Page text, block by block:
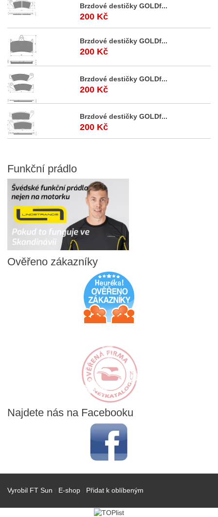
Brzdové destičky GOLDf...
200 Kč
Brzdové destičky GOLDf...
200 Kč
Brzdové destičky GOLDf...
200 Kč
Brzdové destičky GOLDf...
200 Kč
Funkční prádlo
Ověřeno zákazníky
Najdete nás na Facebooku
Vyrobil FT Sun E-shop Přidat k oblíbeným